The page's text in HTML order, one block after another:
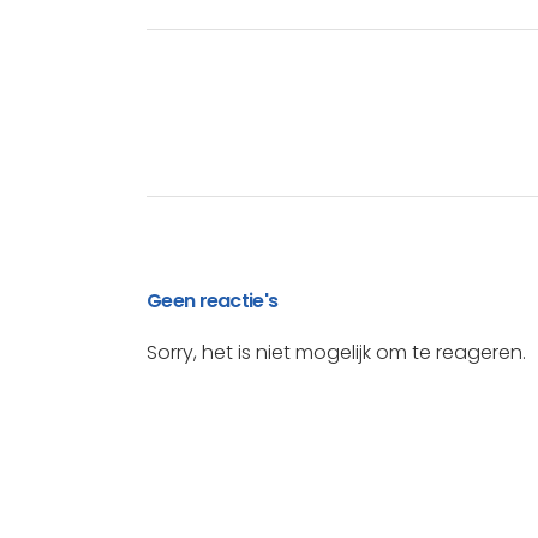
Geen reactie's
Sorry, het is niet mogelijk om te reageren.